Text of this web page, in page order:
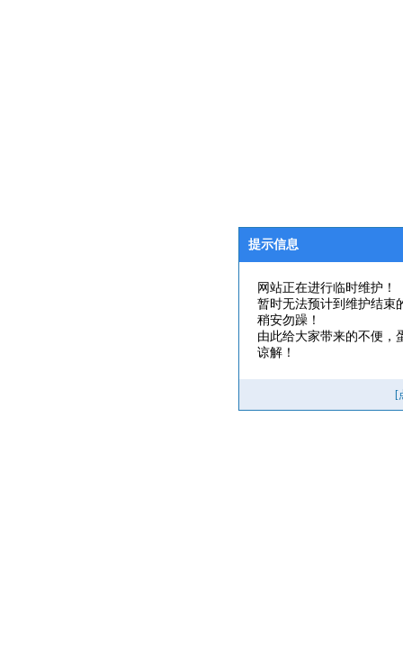
提示信息
网站正在进行临时维护！
暂时无法预计到维护结束
稍安勿躁！
由此给大家带来的不便，
谅解！
[